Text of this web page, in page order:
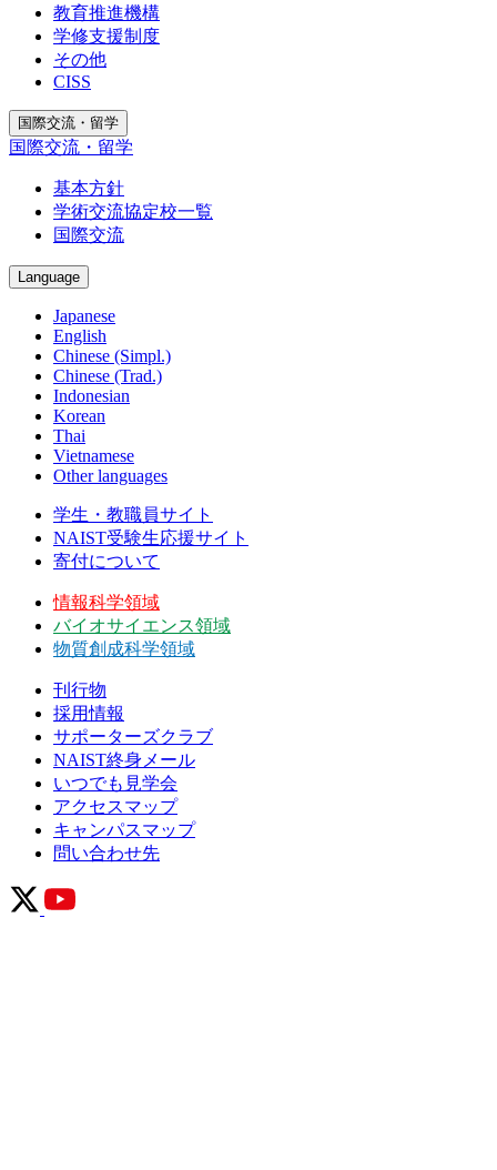
教育推進機構
学修支援制度
その他
CISS
国際交流・留学
国際交流・留学
基本方針
学術交流協定校一覧
国際交流
Language
Japanese
English
Chinese (Simpl.)
Chinese (Trad.)
Indonesian
Korean
Thai
Vietnamese
Other languages
学生・教職員サイト
NAIST受験生応援サイト
寄付について
情報科学領域
バイオサイエンス領域
物質創成科学領域
刊行物
採用情報
サポーターズクラブ
NAIST終身メール
いつでも見学会
アクセスマップ
キャンパスマップ
問い合わせ先